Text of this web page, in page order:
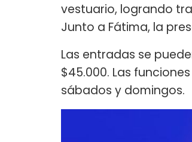
vestuario, logrando
Junto a Fátima, la
Las entradas se
$45.000. Las
sábados y domingos.